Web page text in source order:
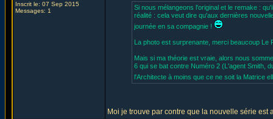
Inscrit le: 07 Sep 2015
Messages: 1
Si nous mélangeons l'original et le remake :
réalité : cela veut dire qu'aux dernières
journée en sa compagnie !
La photo est surprenante, merci beaucoup Le
Mais si ma théorie est vraie, alors nous
6 qui se bat contre Numéro 2 (L'agent Smith,
l'Architecte à moins que ce ne soit la Matrice
Moi je trouve par contre que la nouvelle série est